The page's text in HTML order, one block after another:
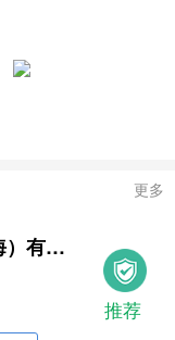
更多
分公司
推荐